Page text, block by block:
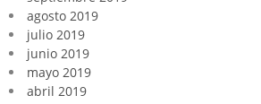
agosto 2019
julio 2019
junio 2019
mayo 2019
abril 2019